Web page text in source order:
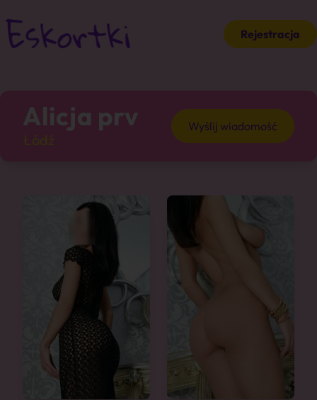
Rejestracja
Alicja prv Wyślij wiadomość